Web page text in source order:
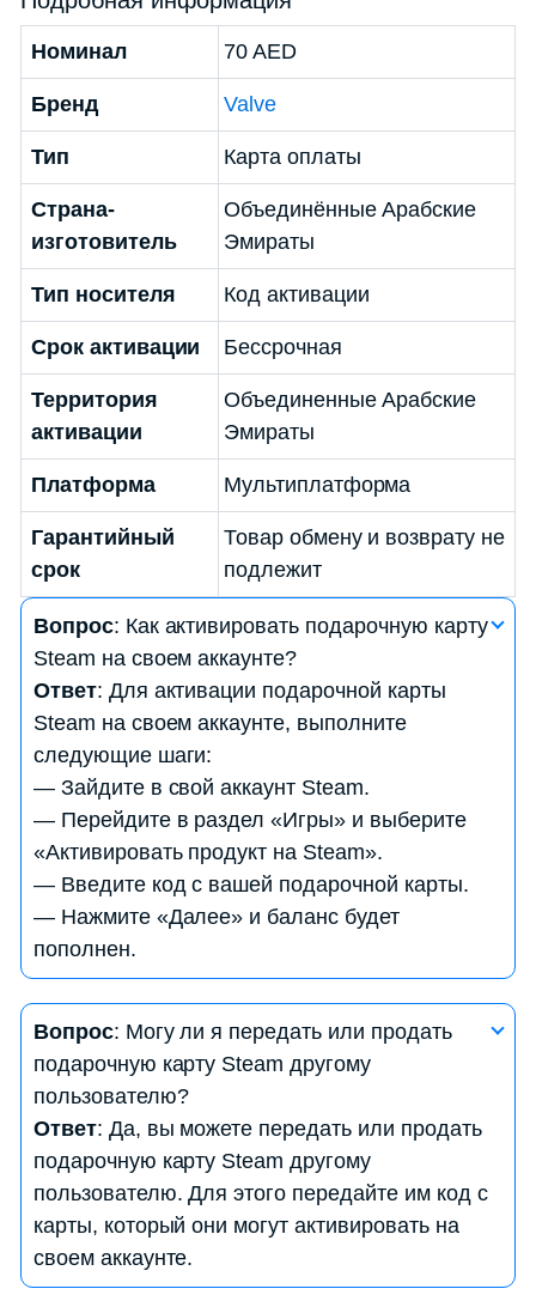
Номинал 70 AED
Бренд Valve
Тип Карта оплаты
Страна-
изготовитель
Объединённые Арабские
Эмираты
Тип носителя Код активации
Срок активации Бессрочная
Территория
активации
Объединенные Арабские
Эмираты
Платформа Мультиплатформа
Гарантийный
срок
Товар обмену и возврату не
подлежит
Вопрос: Как активировать подарочную карту
Steam на своем аккаунте?
Ответ: Для активации подарочной карты
Steam на своем аккаунте, выполните
следующие шаги:
— Зайдите в свой аккаунт Steam.
— Перейдите в раздел «Игры» и выберите
«Активировать продукт на Steam».
— Введите код с вашей подарочной карты.
— Нажмите «Далее» и баланс будет
пополнен.
Вопрос: Какие игры и контент можно приобрести
с использованием подарочной карты Steam?
Ответ: С помощью подарочной карты Steam вы
можете приобрести игры, дополнения,
программное обеспечение, музыку и другой
контент в магазине Steam. Выбор зависит от
доступных продуктов в магазине.
Вопрос: Могу ли я передать или продать
подарочную карту Steam другому
пользователю?
Ответ: Да, вы можете передать или продать
подарочную карту Steam другому
пользователю. Для этого передайте им код с
карты, который они могут активировать на
своем аккаунте.